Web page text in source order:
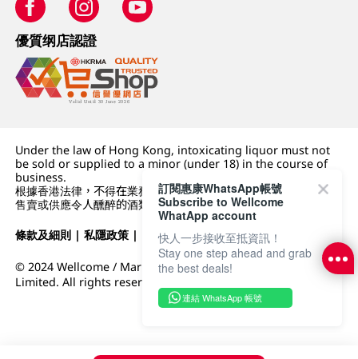
優質纲店認證
Under the law of Hong Kong, intoxicating liquor must not
be sold or supplied to a minor (under 18) in the course of
business.
根據香港法律，不得在業務過程中，向未成年人 (18 歲以下人士)
售賣或供應令人醺醉的酒類。
條款及細則 |私隱政策 | DFI零售集團
© 2024 Wellcome / Market Place. The Dairy Farm Company
Limited. All rights reserved.
訂閱惠康WhatsApp帳號
Subscribe to Wellcome
WhatApp account
快人一步接收至抵資訊！
Stay one step ahead and grab
the best deals!
連結 WhatsApp 帳號